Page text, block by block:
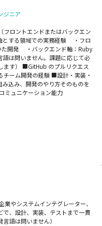
ジニア
ロントエンドまたはバックエン
とする領域での実務経験 ・フロ
た開発 ・バックエンド軸：Ruby
は問いません。課題に応じて必
ます） ■GitHub のプルリクエス
チーム開発の経験 ■設計・実装・
込み、開発のやり方そのものを
ミュニケーション能力
業やシステムインテグレーター、
で、設計、実装、テストまで一貫
語は問いません）